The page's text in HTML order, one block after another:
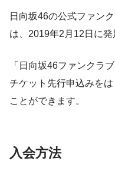
日向坂46の公式ファン
は、2019年2月12日に発
「日向坂46ファンクラ
チケット先行申込みを
ことができます。
入会方法